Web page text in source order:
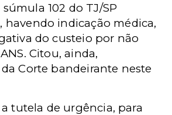
102 do TJ/SP
havendo indicação médica,
do custeio por não
Citou, ainda,
Corte bandeirante neste
tutela de urgência, para